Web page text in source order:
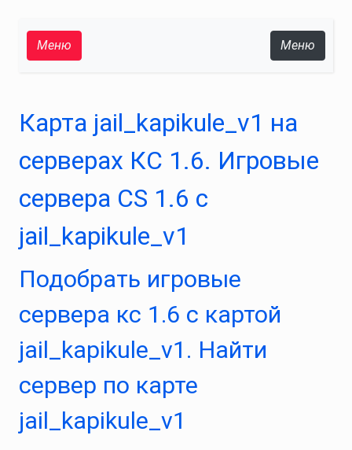
Меню Меню
Карта jail_kapikule_v1 на
серверах КС 1.6. Игровые
сервера CS 1.6 с
jail_kapikule_v1
Подобрать игровые
сервера кс 1.6 с картой
jail_kapikule_v1. Найти
сервер по карте
jail_kapikule_v1